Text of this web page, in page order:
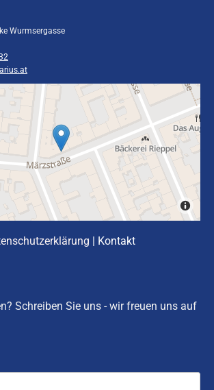
Wurmsergasse
| Kontakt
Schreiben Sie uns - wir freuen uns auf